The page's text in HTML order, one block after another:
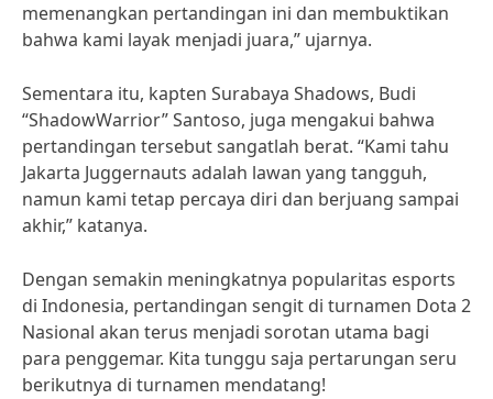
memenangkan pertandingan ini dan membuktikan
bahwa kami layak menjadi juara,” ujarnya.
Sementara itu, kapten Surabaya Shadows, Budi
“ShadowWarrior” Santoso, juga mengakui bahwa
pertandingan tersebut sangatlah berat. “Kami tahu
Jakarta Juggernauts adalah lawan yang tangguh,
namun kami tetap percaya diri dan berjuang sampai
akhir,” katanya.
Dengan semakin meningkatnya popularitas esports
di Indonesia, pertandingan sengit di turnamen Dota 2
Nasional akan terus menjadi sorotan utama bagi
para penggemar. Kita tunggu saja pertarungan seru
berikutnya di turnamen mendatang!